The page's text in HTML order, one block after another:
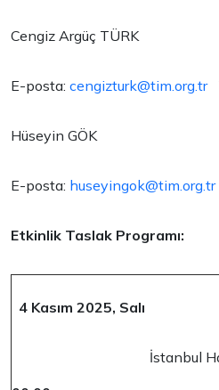
Cengiz Argüç TÜRK
E-posta: cengizturk@tim.org.tr
Hüseyin GÖK
E-posta: huseyingok@tim.org.tr
Etkinlik Taslak Programı:
4 Kasım 2025, Salı
İstanbul